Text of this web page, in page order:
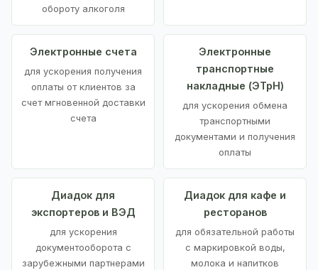
обороту алкоголя
Электронные счета
для ускорения получения
оплаты от клиентов за
счет мгновенной доставки
счета
Электронные
транспортные
накладные (ЭТрН)
для ускорения обмена
транспортными
документами и получения
оплаты
Диадок для
экспортеров и ВЭД
для ускорения
документооборота с
зарубежными партнерами
Диадок для кафе и
ресторанов
для обязательной работы
с маркировкой воды,
молока и напитков